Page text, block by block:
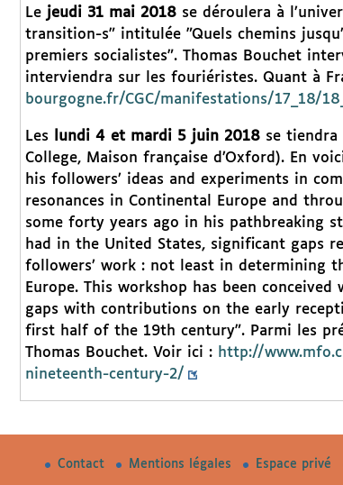
Le jeudi 31 mai 2018se déroulera à
transition-s" intitulée "Quels chemins
premiers socialistes". Thomas Bouchet
interviendra sur les fouriéristes. Quant à
bourgogne.fr/CGC/manifestations/17_18/
Les lundi 4 et mardi 5 juin 2018se tiendra
College, Maison française d’Oxford). En
his followers’ ideas and experiments in
resonances in Continental Europe and
some forty years ago in his pathbreaking
had in the United States, significant gaps
followers’ work : not least in determining
Europe. This workshop has been
gaps with contributions on the early
first half of the 19th century". Parmi les
Thomas Bouchet. Voir ici : http://
nineteenth-century-2/
Contact Mentions légales Espace privé